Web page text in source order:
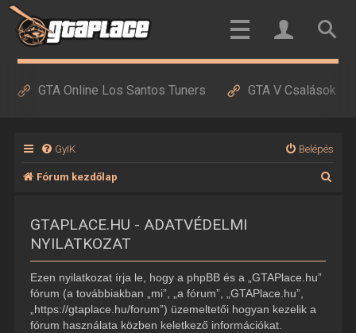
GTA Online Los Santos Tuners GTA V Csalások
GyIK Belépés
Fórum kezdőlap
GTAPLACE.HU - ADATVÉDELMI
NYILATKOZAT
Ezen nyilatkozat írja le, hogy a phpBB és a „GTAPlace.hu”
fórum (a továbbiakban „mi”, „a fórum”, „GTAPlace.hu”,
„https://gtaplace.hu/forum”) üzemeltetői hogyan kezelik a
fórum használata közben keletkező információkat.